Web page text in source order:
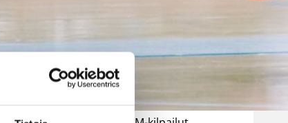
vastaan
Suomen 16-vuotiaiden poikien
maajoukkue aloittaa B-